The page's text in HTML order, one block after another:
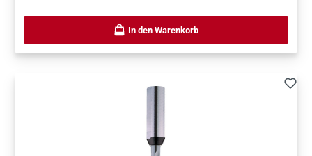
In den Warenkorb